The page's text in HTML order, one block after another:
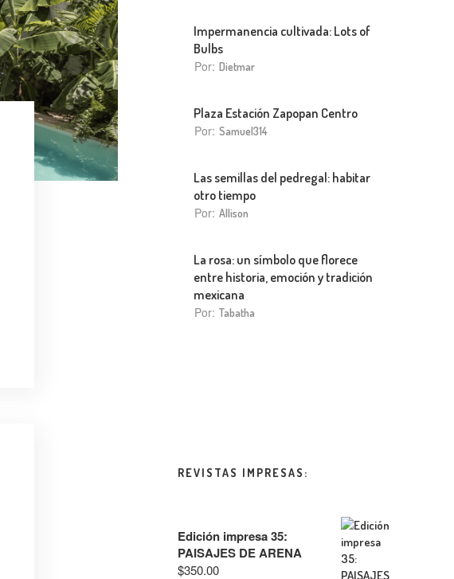
Impermanencia cultivada: Lots of
Bulbs
Por: Dietmar
Plaza Estación Zapopan Centro
Por: Samuel314
Las semillas del pedregal: habitar
otro tiempo
Por: Allison
La rosa: un símbolo que florece
entre historia, emoción y tradición
mexicana
Por: Tabatha
REVISTAS IMPRESAS:
Edición impresa 35:
PAISAJES DE ARENA
$350.00